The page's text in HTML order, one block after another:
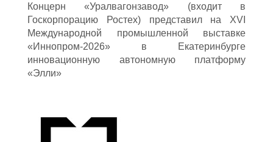
Концерн «Уралвагонзавод» (входит в
Госкорпорацию Ростех) представил на XVI
Международной промышленной выставке
«Иннопром-2026» в Екатеринбурге
инновационную автономную платформу
«Элли»